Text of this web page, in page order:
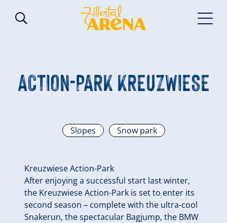
ACTION-PARK KREUZWIESE
Slopes Snow park
Kreuzwiese Action-Park
After enjoying a successful start last winter,
the Kreuzwiese Action-Park is set to enter its
second season – complete with the ultra-cool
Snakerun, the spectacular Bagjump, the BMW